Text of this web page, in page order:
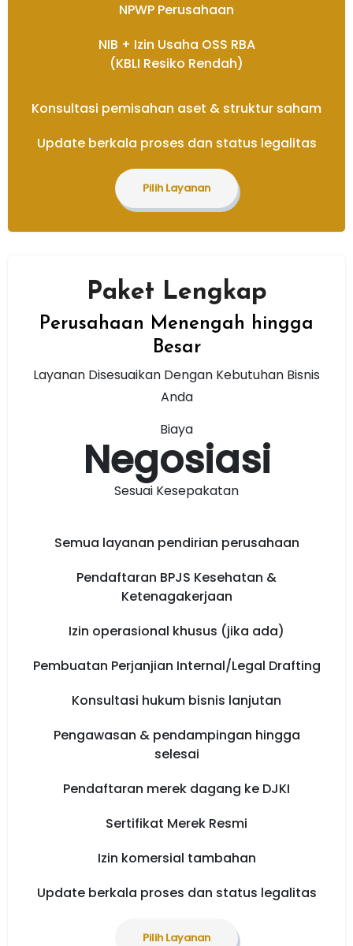
NPWP Perusahaan
NIB + Izin Usaha OSS RBA
(KBLI Resiko Rendah)
Konsultasi pemisahan aset & struktur saham
Update berkala proses dan status legalitas
Pilih Layanan
Paket Lengkap
Perusahaan Menengah hingga
Besar
Layanan Disesuaikan Dengan Kebutuhan Bisnis
Anda
Biaya
Negosiasi
Sesuai Kesepakatan
Semua layanan pendirian perusahaan
Pendaftaran BPJS Kesehatan &
Ketenagakerjaan
Izin operasional khusus (jika ada)
Pembuatan Perjanjian Internal/Legal Drafting
Konsultasi hukum bisnis lanjutan
Pengawasan & pendampingan hingga
selesai
Pendaftaran merek dagang ke DJKI
Sertifikat Merek Resmi
Izin komersial tambahan
Update berkala proses dan status legalitas
Pilih Layanan